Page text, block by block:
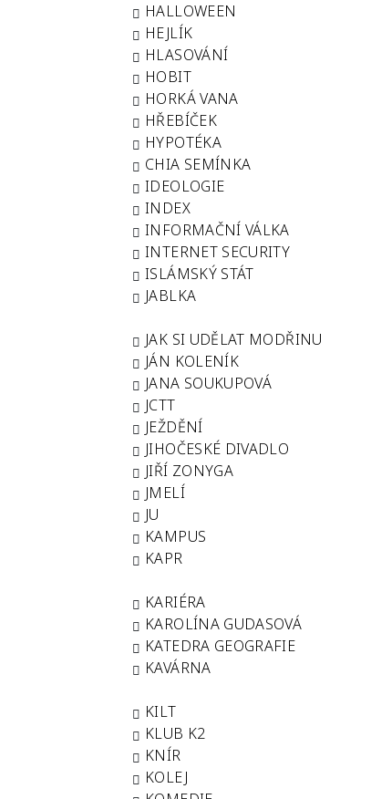
HALLOWEEN
HEJLÍK
HLASOVÁNÍ
HOBIT
HORKÁ VANA
HŘEBÍČEK
HYPOTÉKA
CHIA SEMÍNKA
IDEOLOGIE
INDEX
INFORMAČNÍ VÁLKA
INTERNET SECURITY
ISLÁMSKÝ STÁT
JABLKA
JAK SI UDĚLAT MODŘINU
JÁN KOLENÍK
JANA SOUKUPOVÁ
JCTT
JEŽDĚNÍ
JIHOČESKÉ DIVADLO
JIŘÍ ZONYGA
JMELÍ
JU
KAMPUS
KAPR
KARIÉRA
KAROLÍNA GUDASOVÁ
KATEDRA GEOGRAFIE
KAVÁRNA
KILT
KLUB K2
KNÍR
KOLEJ